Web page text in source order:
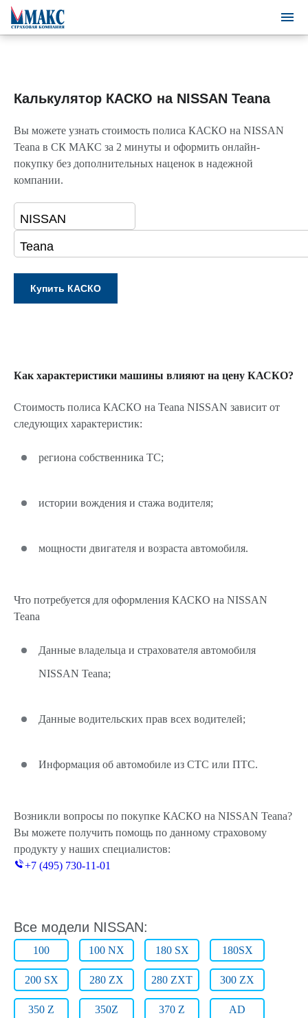
Калькулятор КАСКО на NISSAN Teana
Вы можете узнать стоимость полиса КАСКО на NISSAN
Teana в СК МАКС за 2 минуты и оформить онлайн-
покупку без дополнительных наценок в надежной
компании.
Как характеристики машины влияют на цену КАСКО?
Стоимость полиса КАСКО на Teana NISSAN зависит от
следующих характеристик:
региона собственника ТС;
истории вождения и стажа водителя;
мощности двигателя и возраста автомобиля.
Что потребуется для оформления КАСКО на NISSAN
Teana
Данные владельца и страхователя автомобиля
NISSAN Teana;
Данные водительских прав всех водителей;
Информация об автомобиле из СТС или ПТС.
Возникли вопросы по покупке КАСКО на NISSAN Teana?
Вы можете получить помощь по данному страховому
продукту у наших специалистов:
+7 (495) 730-11-01
Все модели NISSAN:
100 100 NX 180 SX 180SX
200 SX 280 ZX 280 ZXT 300 ZX
350 Z 350Z 370 Z AD